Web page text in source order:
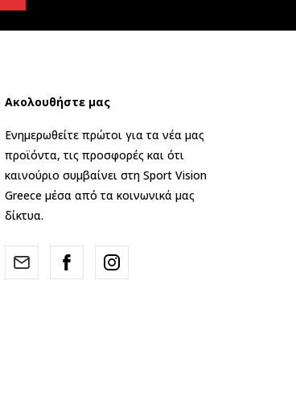
Ακολουθήστε μας
Ενημερωθείτε πρώτοι για τα νέα μας
προϊόντα, τις προσφορές και ότι
καινούριο συμβαίνει στη Sport Vision
Greece μέσα από τα κοινωνικά μας
δίκτυα.